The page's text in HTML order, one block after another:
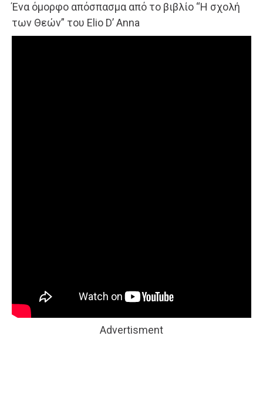
Ένα όμορφο απόσπασμα από το βιβλίο “Η σχολή
των Θεών” του Elio D’ Anna
Advertisment